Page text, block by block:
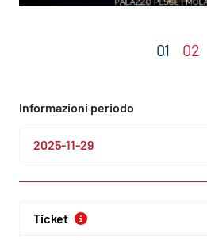
Informazioni periodo
2025-11-29
Ticket